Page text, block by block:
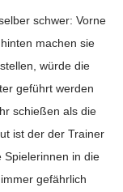
schwer: Vorne
machen sie
würde die
geführt werden
schießen als die
ist der der Trainer
Spielerinnen in die
gefährlich